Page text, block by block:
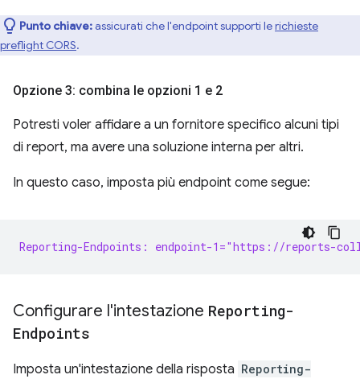
Punto chiave:assicurati che l'endpoint supporti lerichieste
preflight CORS.
Opzione 3: combina le opzioni 1 e 2
Potresti voler affidare a un fornitore specifico alcuni tipi
di report, ma avere una soluzione interna per altri.
In questo caso, imposta più endpoint come segue:
Reporting-Endpoints: endpoint-1="https://reports-
Configurare l'intestazione Reporting-
Endpoints
Imposta un'intestazione della risposta Reporting-